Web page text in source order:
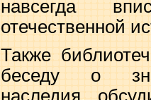
навсегда
отечественной
Также
беседу о
наследия,